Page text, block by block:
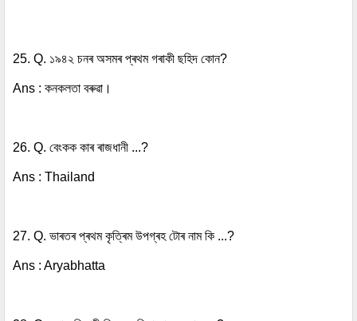
25. Q. ১৯৪২ চনৰ অসমৰ প্ৰথম গৰাকী ছহিদ কোন?
Ans : কনকলতা বৰুৱা।
26. Q. বেংকক কাৰ ৰাজধানী ...?
Ans : Thailand
27. Q. ভাৰতৰ প্ৰথম কৃত্ৰিম উপগ্ৰহ টোৰ নাম কি ...?
Ans : Aryabhatta